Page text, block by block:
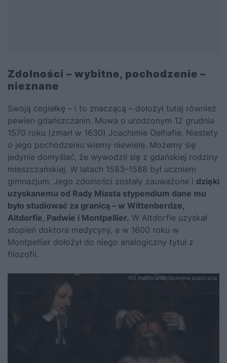
Zdolności – wybitne, pochodzenie –
nieznane
Swoją cegiełkę – i to znaczącą – dołożył tutaj również
pewien gdańszczanin. Mowa o urodzonym 12 grudnia
1570 roku (zmarł w 1630) Joachimie Oelhafie. Niestety
o jego pochodzeniu wiemy niewiele. Możemy się
jedynie domyślać, że wywodził się z gdańskiej rodziny
mieszczańskiej. W latach 1583–1588 był uczniem
gimnazjum. Jego zdolności zostały zauważone i dzięki
uzyskanemu od Rady Miasta stypendium dane mu
było studiować za granicą – w Wittenberdze,
Altdorfie, Padwie i Montpellier. W Altdorfie uzyskał
stopień doktora medycyny, a w 1600 roku w
Montpellier dołożył do niego analogiczny tytuł z
filozofii.
fot.Rembrandt/domena publiczna